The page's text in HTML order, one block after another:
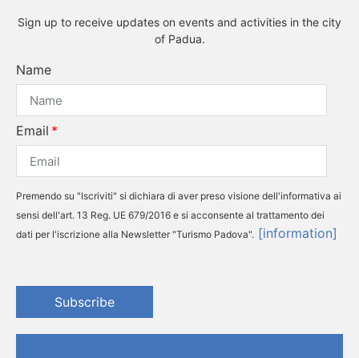
Sign up to receive updates on events and activities in the city
of Padua.
Name
Email
Premendo su "Iscriviti" si dichiara di aver preso visione dell'informativa ai
sensi dell'art. 13 Reg. UE 679/2016 e si acconsente al trattamento dei
dati per l'iscrizione alla Newsletter "Turismo Padova". [information]
Subscribe